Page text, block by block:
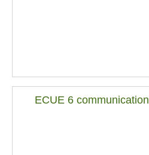
ECUE 6